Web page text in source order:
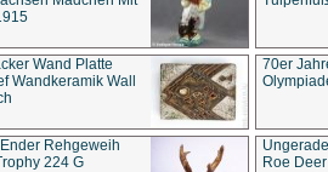
Wand Platte
Wandkeramik Wall
70er
Rehgeweih
224 G
Roe